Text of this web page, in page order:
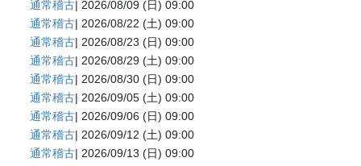
通常稽古| 2026/08/09 (日) 09:00
通常稽古| 2026/08/22 (土) 09:00
通常稽古| 2026/08/23 (日) 09:00
通常稽古| 2026/08/29 (土) 09:00
通常稽古| 2026/08/30 (日) 09:00
通常稽古| 2026/09/05 (土) 09:00
通常稽古| 2026/09/06 (日) 09:00
通常稽古| 2026/09/12 (土) 09:00
通常稽古| 2026/09/13 (日) 09:00